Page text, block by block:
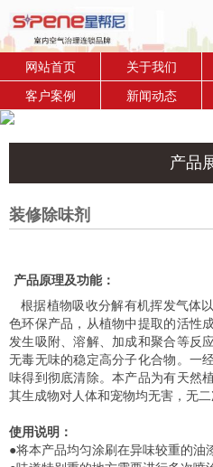
网站首页 关于我们
客户案例
新闻动态
产品
装修除味剂
产品原理及功能：
根据植物吸收分解有机挥发气体
色环保产品，从植物中提取的活性
发生吸附、溶解、加成和聚合等反
无毒无味的稳定高分子化合物。一
味得到彻底清除。本产品为有天然
其生成物对人体和宠物均无害，无二
使用说明：
●将本产品均匀涂刷在异味较重的油